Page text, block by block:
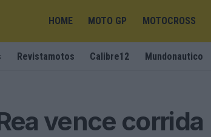
HOME MOTO GP MOTOCROSS
Revistamotos Calibre12 Mundonautico
vence corrida